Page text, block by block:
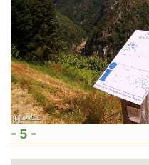
- 5 -